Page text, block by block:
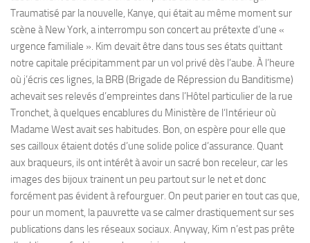
Traumatisé par la nouvelle, Kanye, qui était au même moment sur
scène à New York, a interrompu son concert au prétexte d’une «
urgence familiale ». Kim devait être dans tous ses états quittant
notre capitale précipitamment par un vol privé dès l’aube. À l’heure
où j’écris ces lignes, la BRB (Brigade de Répression du Banditisme)
achevait ses relevés d’empreintes dans l’Hôtel particulier de la rue
Tronchet, à quelques encablures du Ministère de l‘Intérieur où
Madame West avait ses habitudes. Bon, on espère pour elle que
ses cailloux étaient dotés d’une solide police d’assurance. Quant
aux braqueurs, ils ont intérêt à avoir un sacré bon receleur, car les
images des bijoux trainent un peu partout sur le net et donc
forcément pas évident à refourguer. On peut parier en tout cas que,
pour un moment, la pauvrette va se calmer drastiquement sur ses
publications dans les réseaux sociaux. Anyway, Kim n’est pas prête